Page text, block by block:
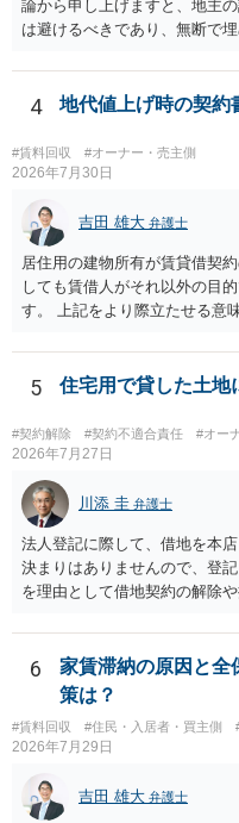
論から申し上げますと、地主
は避けるべきであり、無断で
上、自分のペットの遺骨を埋
棄には該当しないため、犯罪
ります。そのため、地主に無
を侵害する行為や、借地人と
事前に地主へ相談して許可を
植え等で供養する「プランタ
されるのが確実かと思います。
4 地代値上げ時の契約
#賃料回収 #オーナー・売主側
2026年7月30日
吉田 雄大 弁護士
居住用の建物所有が賃貸借契
しても賃借人がそれ以外の目
す。 上記をより際立たせる意
交渉である以上賃借人が拒ん
良い方法と思います。
5 住宅用で貸した土地
#契約解除 #契約不適合責任 #オー
2026年7月27日
川添 圭 弁護士
法人登記に際して、借地を本
決まりはありませんので、登
を理由として借地契約の解除
の建物を住居用に限定する（
きるかどうかが重要でしょう
に改装したという事案で、住
として契約解除を認めなかっ
や解釈の問題になりますので
します。
6
家賃滞納の原因と全
策は？
#賃料回収 #住民・入居者・買主側
2026年7月29日
吉田 雄大 弁護士